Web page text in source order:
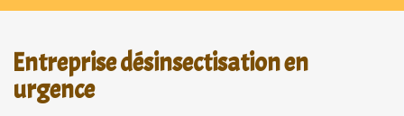
Entreprise désinsectisation en
urgence